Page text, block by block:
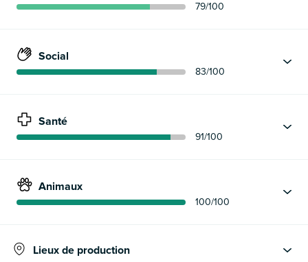
79/100
Social
83/100
Santé
91/100
Animaux
100/100
Lieux de production